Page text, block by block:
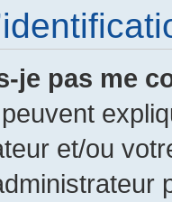
je pas me
et/ou